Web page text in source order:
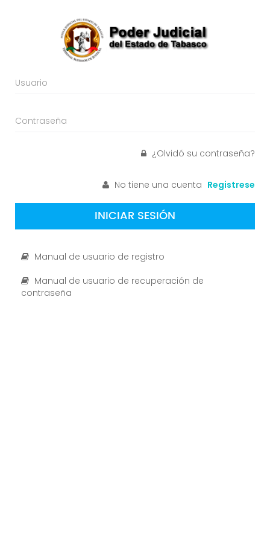
¿Olvidó su contraseña?
No tiene una cuenta Registrese
INICIAR SESIÓN
Manual de usuario de registro
Manual de usuario de recuperación de
contraseña